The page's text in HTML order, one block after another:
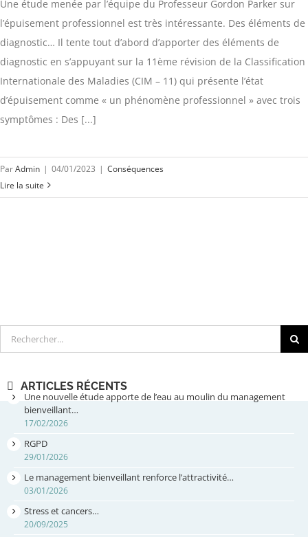
Une étude menée par l’équipe du Professeur Gordon Parker sur
l’épuisement professionnel est très intéressante. Des éléments de
diagnostic… Il tente tout d’abord d’apporter des éléments de
diagnostic en s’appuyant sur la 11ème révision de la Classification
Internationale des Maladies (CIM – 11) qui présente l’état
d’épuisement comme « un phénomène professionnel » avec trois
symptômes : Des [...]
ParAdmin | 04/01/2023 | Conséquences
Lire la suite
Rechercher
ARTICLES RÉCENTS
Une nouvelle étude apporte de l’eau au moulin du management
bienveillant…
17/02/2026
RGPD
29/01/2026
Le management bienveillant renforce l’attractivité…
03/01/2026
Stress et cancers…
20/09/2025